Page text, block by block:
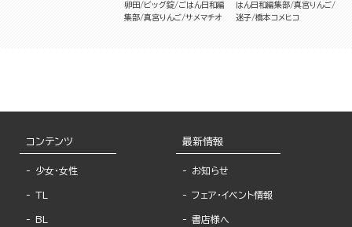
卵田
ビッグ錠 ごはん日和編
集部 真宮りんご サメマチオ
はん日和編集部 真宮りんご
迷子 橋本コメヒコ
コンテンツ
少女・女性
TL
BL
最新情報
お知らせ
フェア・イベント情報
書店様へ